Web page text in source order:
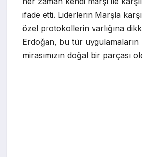
ifade etti. Liderlerin Marşla
özel protokollerin varlığına
Erdoğan, bu tür
mirasımızın doğal bir parçası